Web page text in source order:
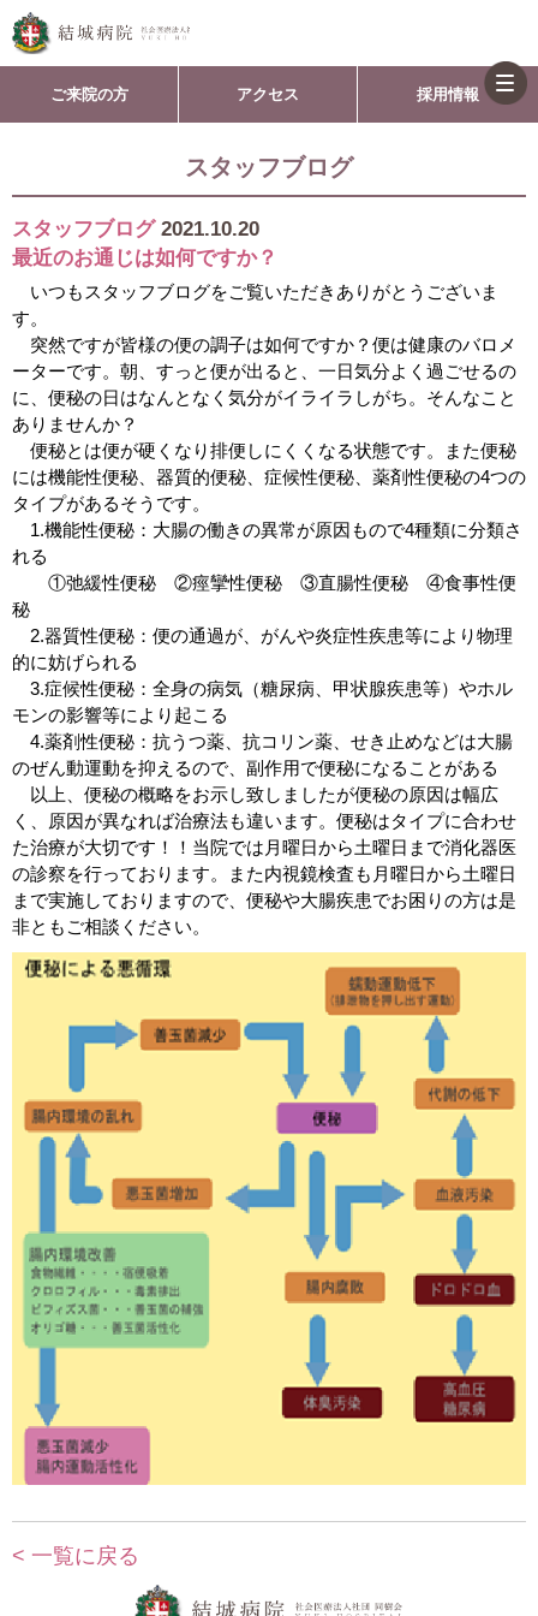
ご来院の方 アクセス 採用情報
スタッフブログ
スタッフブログ 2021.10.20
最近のお通じは如何ですか？
いつもスタッフブログをご覧いただきありがとうございま
す。
突然ですが皆様の便の調子は如何ですか？便は健康のバロメ
ーターです。朝、すっと便が出ると、一日気分よく過ごせるの
に、便秘の日はなんとなく気分がイライラしがち。そんなこと
ありませんか？
便秘とは便が硬くなり排便しにくくなる状態です。また便秘
には機能性便秘、器質的便秘、症候性便秘、薬剤性便秘の4つの
タイプがあるそうです。
1.機能性便秘：大腸の働きの異常が原因もので4種類に分類さ
れる
①弛緩性便秘 ②痙攣性便秘 ③直腸性便秘 ④食事性便
秘
2.器質性便秘：便の通過が、がんや炎症性疾患等により物理
的に妨げられる
3.症候性便秘：全身の病気（糖尿病、甲状腺疾患等）やホル
モンの影響等により起こる
4.薬剤性便秘：抗うつ薬、抗コリン薬、せき止めなどは大腸
のぜん動運動を抑えるので、副作用で便秘になることがある
以上、便秘の概略をお示し致しましたが便秘の原因は幅広
く、原因が異なれば治療法も違います。便秘はタイプに合わせ
た治療が大切です！！当院では月曜日から土曜日まで消化器医
の診察を行っております。また内視鏡検査も月曜日から土曜日
まで実施しておりますので、便秘や大腸疾患でお困りの方は是
非ともご相談ください。
< 一覧に戻る